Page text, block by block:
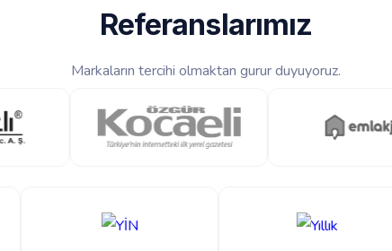
Referanslarımız
Markaların tercihi olmaktan gurur duyuyoruz.